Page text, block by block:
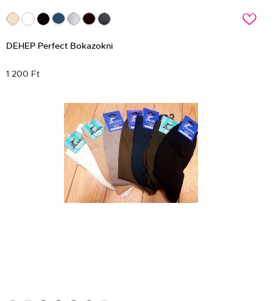
c
DEHEP Perfect Bokazokni
1 200 Ft